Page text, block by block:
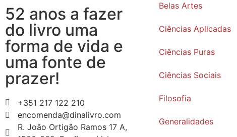
52 anos a fazer
do livro uma
forma de vida e
uma fonte de
prazer!
+351 217 122 210
encomenda@dinalivro.com
R. João Ortigão Ramos 17 A,
Belas Artes
Ciências Aplicadas
Ciências Puras
Ciências Sociais
Filosofia
Generalidades